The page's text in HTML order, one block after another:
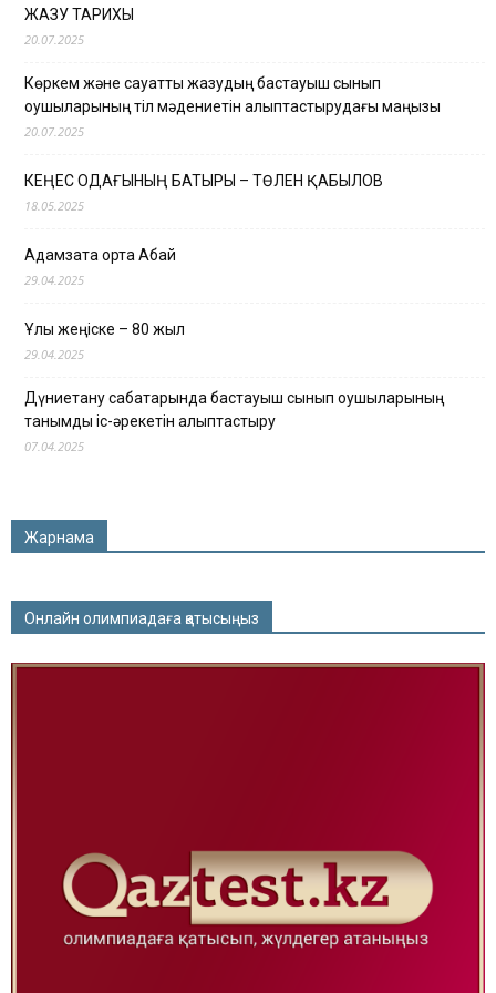
ЖАЗУ ТАРИХЫ
20.07.2025
Көркем және сауатты жазудың бастауыш сынып
оқушыларының тіл мәдениетін қалыптастырудағы маңызы
20.07.2025
КЕҢЕС ОДАҒЫНЫҢ БАТЫРЫ – ТӨЛЕН ҚАБЫЛОВ
18.05.2025
Адамзатқа ортақ Абай
29.04.2025
Ұлы жеңіске – 80 жыл
29.04.2025
Дүниетану сабақтарында бастауыш сынып оқушыларының
танымдық іс-әрекетін қалыптастыру
07.04.2025
Жарнама
Онлайн олимпиадаға қатысыңыз